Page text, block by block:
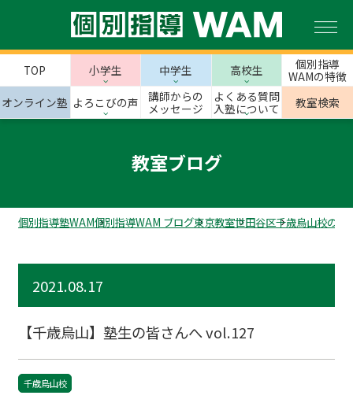
TOP 小学生 中学生 高校生
個別指導
WAMの特徴
オンライン塾 よろこびの声
講師からの
メッセージ
よくある質問
入塾について
教室検索
教室ブログ
個別指導塾WAM個別指導WAM ブログ東京教室世田谷区千歳烏山校のス
2021.08.17
【千歳烏山】塾生の皆さんへ vol.127
千歳烏山校